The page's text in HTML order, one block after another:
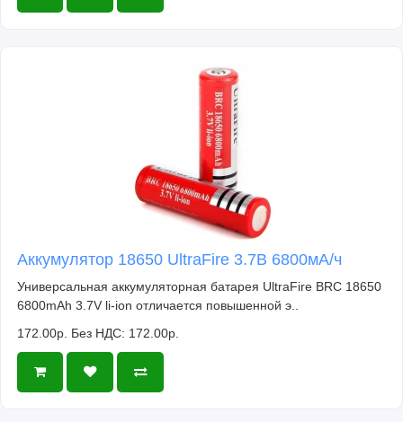
Аккумулятор 18650 UltraFire 3.7В 6800мА/ч
Универсальная аккумуляторная батарея UltraFire BRC 18650
6800mAh 3.7V li-ion отличается повышенной э..
172.00р. Без НДС: 172.00р.